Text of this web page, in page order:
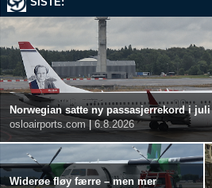
Norwegian satte ny passasjerrekord i juli
osloairports.com
6.8.2026
Widerøe fløy færre – men mer